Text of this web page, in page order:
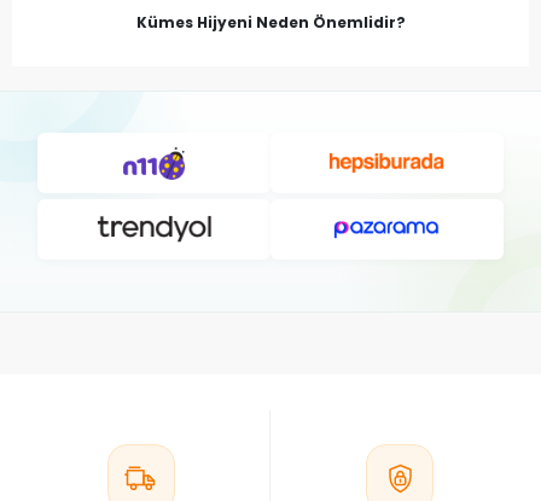
Kümes Hijyeni Neden Önemlidir?
daha hijyenik kalmasına yardımcı olur.
Dezenfektan ürünleri; kümes zeminleri, yemlikler, suluklar, taşıma
kasaları, bakım ekipmanları ve diğer temas yüzeylerinde ürün
Kullanım alanına uygun ürün seçimi hijyen uygulamalarının
daha etkili planlanmasına katkı sağlayabilir.